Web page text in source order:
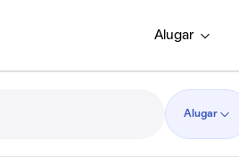
Alugar
Alugar